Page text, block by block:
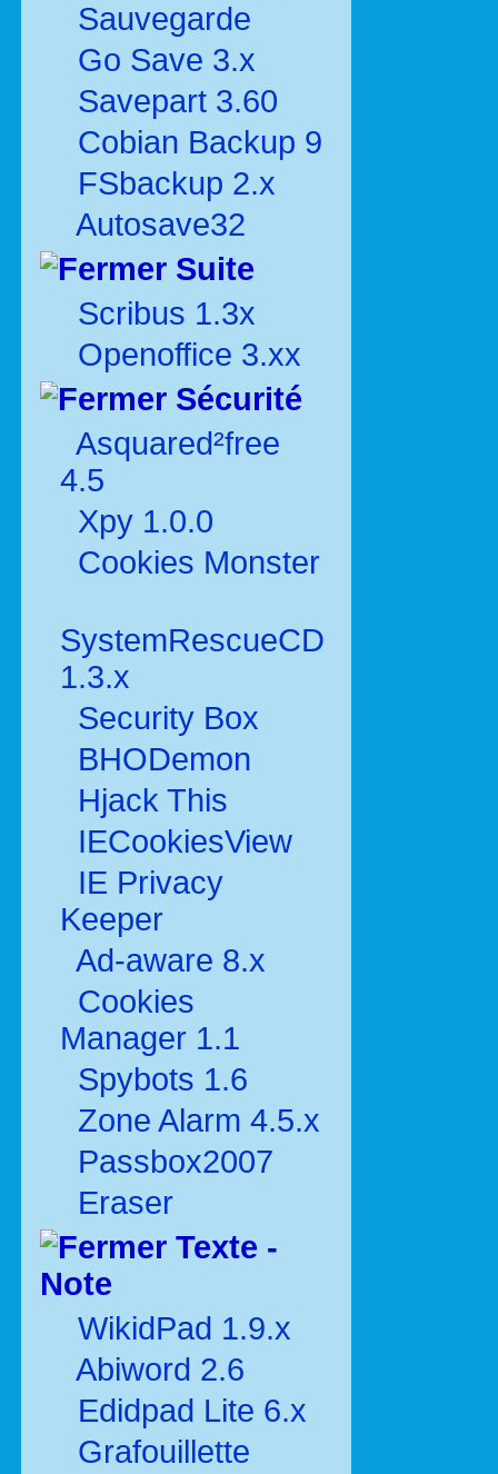
Sauvegarde
Go Save 3.x
Savepart 3.60
Cobian Backup 9
FSbackup 2.x
Autosave32
Suite
Scribus 1.3x
Openoffice 3.xx
Sécurité
Asquared²free
4.5
Xpy 1.0.0
Cookies Monster
SystemRescueCD
1.3.x
Security Box
BHODemon
Hjack This
IECookiesView
IE Privacy
Keeper
Ad-aware 8.x
Cookies
Manager 1.1
Spybots 1.6
Zone Alarm 4.5.x
Passbox2007
Eraser
Texte -
Note
WikidPad 1.9.x
Abiword 2.6
Edidpad Lite 6.x
Grafouillette